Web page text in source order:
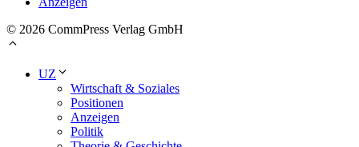
© 2026 CommPress Verlag GmbH
UZ
Wirtschaft & Soziales
Positionen
Anzeigen
Politik